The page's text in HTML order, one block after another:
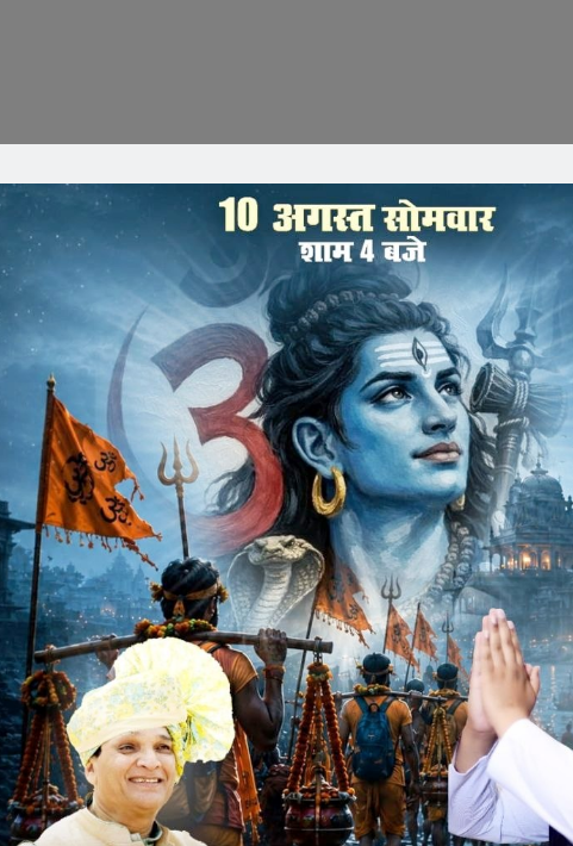
और शिक्षकों का दल पहुंचा शैक्षणिक टूर पर कश्मीर
जावरा का दस दिवसीय शैक्षक्षिक टूर कश्मीर पहुंच चुका है। कश्मीर में दल
पियुष मुणत ने कश्मीर की वादियों में भारत का तिरंगा लहराते हुए भारत माता
यात्रा के दौरान बच्चें जम्मू, श्रीनगर, गुलमर्ग, सोनमर्ग, पहलगाम व कटरा का
कश्मीर की वादियों में बच्चों और शिक्षकों ने वंदेमातदम् और भारत माता की जय
का महत्व बताते हुए कहा की ये यात्राए बच्चो को आत्म अनुसाशित करती है, निर्णय
एहसास करवाने का सबसे अच्छा माध्यम भी है। यात्रा बड़े ही सुगमता से प्रारंभ